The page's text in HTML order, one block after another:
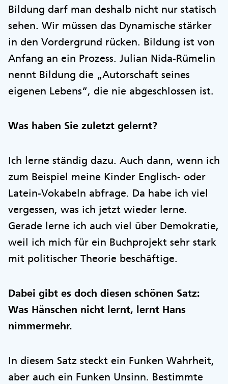
Bildung darf man deshalb nicht nur statisch
sehen. Wir müssen das Dynamische stärker
in den Vordergrund rücken. Bildung ist von
Anfang an ein Prozess. Julian Nida-Rümelin
nennt Bildung die „Autorschaft seines
eigenen Lebens“, die nie abgeschlossen ist.
Was haben Sie zuletzt gelernt?
Ich lerne ständig dazu. Auch dann, wenn ich
zum Beispiel meine Kinder Englisch- oder
Latein-Vokabeln abfrage. Da habe ich viel
vergessen, was ich jetzt wieder lerne.
Gerade lerne ich auch viel über Demokratie,
weil ich mich für ein Buchprojekt sehr stark
mit politischer Theorie beschäftige.
Dabei gibt es doch diesen schönen Satz:
Was Hänschen nicht lernt, lernt Hans
nimmermehr.
In diesem Satz steckt ein Funken Wahrheit,
aber auch ein Funken Unsinn. Bestimmte